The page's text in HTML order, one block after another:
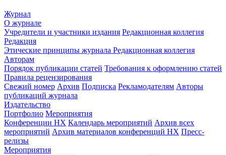
Журнал
О журнале
Учредители и участники издания Редакционная коллегия
Редакция
Этические принципы журнала Редакционная коллегия
Авторам
Порядок публикации статей Требования к оформлению статей
Правила рецензирования
Свежий номер Архив Подписка Рекламодателям Авторы
публикаций журнала
Издательство
Портфолио Мероприятия
Конференции НХ Календарь мероприятий Архив всех
мероприятий Архив материалов конференций НХ Пресс-
релизы
Мероприятия